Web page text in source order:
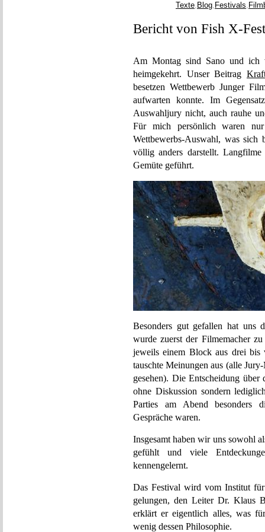
Texte, Blog, Festivals,
Bericht von Fish X-
Am Montag sind Sano und
heimgekehrt. Unser Beitrag
besetzen Wettbewerb Junger
aufwarten konnte. Im
Auswahljury nicht, auch rauhe
Für mich persönlich waren
Wettbewerbs-Auswahl, was sich
völlig anders darstellt.
Gemüte geführt.
Besonders gut gefallen hat uns
wurde zuerst der Filmemacher
jeweils einem Block aus drei
tauschte Meinungen aus (alle
gesehen). Die Entscheidung
ohne Diskussion sondern
Parties am Abend besonders
Gespräche waren.
Insgesamt haben wir uns sowohl
gefühlt und viele
kennengelernt.
Das Festival wird vom Institut
gelungen, den Leiter Dr. Klaus
erklärt er eigentlich alles, was
wenig dessen Philosophie.